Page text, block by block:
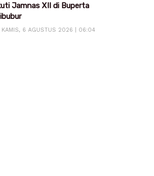
Jamnas XII di Buperta
KAMIS, 6 AGUSTUS 2026 | 06:04